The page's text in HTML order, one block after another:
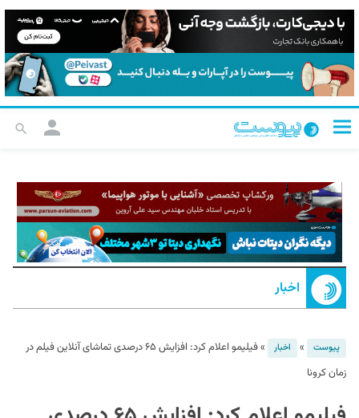
اخبار
پیوست » اخبار »
فیلیمو اعلام کرد: افزایش ۶۵ درصدی تماشای آنلاین فیلم در
زمان کرونا